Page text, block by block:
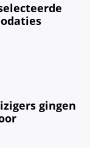
gingen